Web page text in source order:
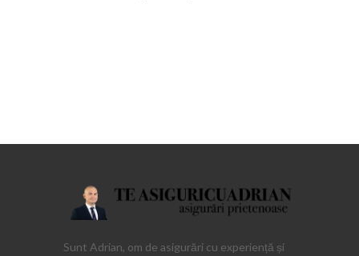
Sunt Adrian, om de asigurări cu experiență și